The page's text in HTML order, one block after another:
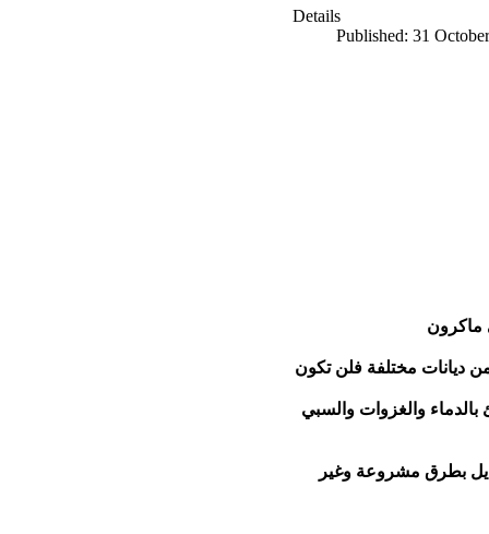
Details
Published: 31
ماكرون
ديانات مختلفة فلن تكون
والغزوات والسبي
بطرق مشروعة وغير